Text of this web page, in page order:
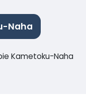
Naha
Kametoku-Naha